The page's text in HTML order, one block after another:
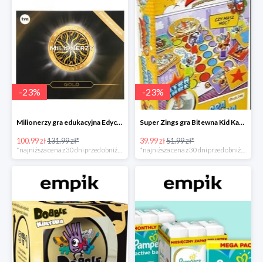
-23%
Milionerzy gra edukacyjna Edycja Gold w super cenie w Empiku Premium
100.99 zł131.99 zł*
*najniższa cena z 30 dni przed obniżką
-23%
Super Zings gra Bitewna Kid Kazom w super cenie w Empiku Premium
39.99 zł51.99 zł*
*najniższa cena z 30 dni przed obniżką